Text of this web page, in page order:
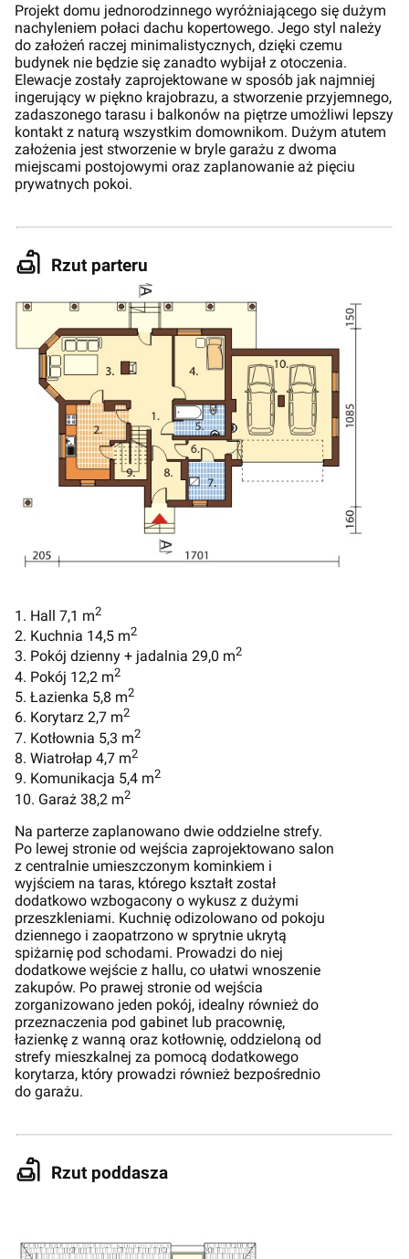
Projekt domu jednorodzinnego wyróżniającego się dużym
nachyleniem połaci dachu kopertowego. Jego styl należy
do założeń raczej minimalistycznych, dzięki czemu
budynek nie będzie się zanadto wybijał z otoczenia.
Elewacje zostały zaprojektowane w sposób jak najmniej
ingerujący w piękno krajobrazu, a stworzenie przyjemnego,
zadaszonego tarasu i balkonów na piętrze umożliwi lepszy
kontakt z naturą wszystkim domownikom. Dużym atutem
założenia jest stworzenie w bryle garażu z dwoma
miejscami postojowymi oraz zaplanowanie aż pięciu
prywatnych pokoi.
Rzut parteru
1. Hall 7,1 m2
2. Kuchnia 14,5 m2
3. Pokój dzienny + jadalnia 29,0 m2
4. Pokój 12,2 m2
5. Łazienka 5,8 m2
6. Korytarz 2,7 m2
7. Kotłownia 5,3 m2
8. Wiatrołap 4,7 m2
9. Komunikacja 5,4 m2
10. Garaż 38,2 m2
Na parterze zaplanowano dwie oddzielne strefy.
Po lewej stronie od wejścia zaprojektowano salon
z centralnie umieszczonym kominkiem i
wyjściem na taras, którego kształt został
dodatkowo wzbogacony o wykusz z dużymi
przeszkleniami. Kuchnię odizolowano od pokoju
dziennego i zaopatrzono w sprytnie ukrytą
spiżarnię pod schodami. Prowadzi do niej
dodatkowe wejście z hallu, co ułatwi wnoszenie
zakupów. Po prawej stronie od wejścia
zorganizowano jeden pokój, idealny również do
przeznaczenia pod gabinet lub pracownię,
łazienkę z wanną oraz kotłownię, oddzieloną od
strefy mieszkalnej za pomocą dodatkowego
korytarza, który prowadzi również bezpośrednio
do garażu.
Rzut poddasza